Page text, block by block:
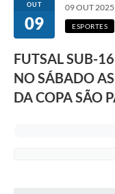
OUT
09
09 OUT 2025
ESPORTES
FUTSAL SUB-
NO SÁBADO
DA COPA SÃO